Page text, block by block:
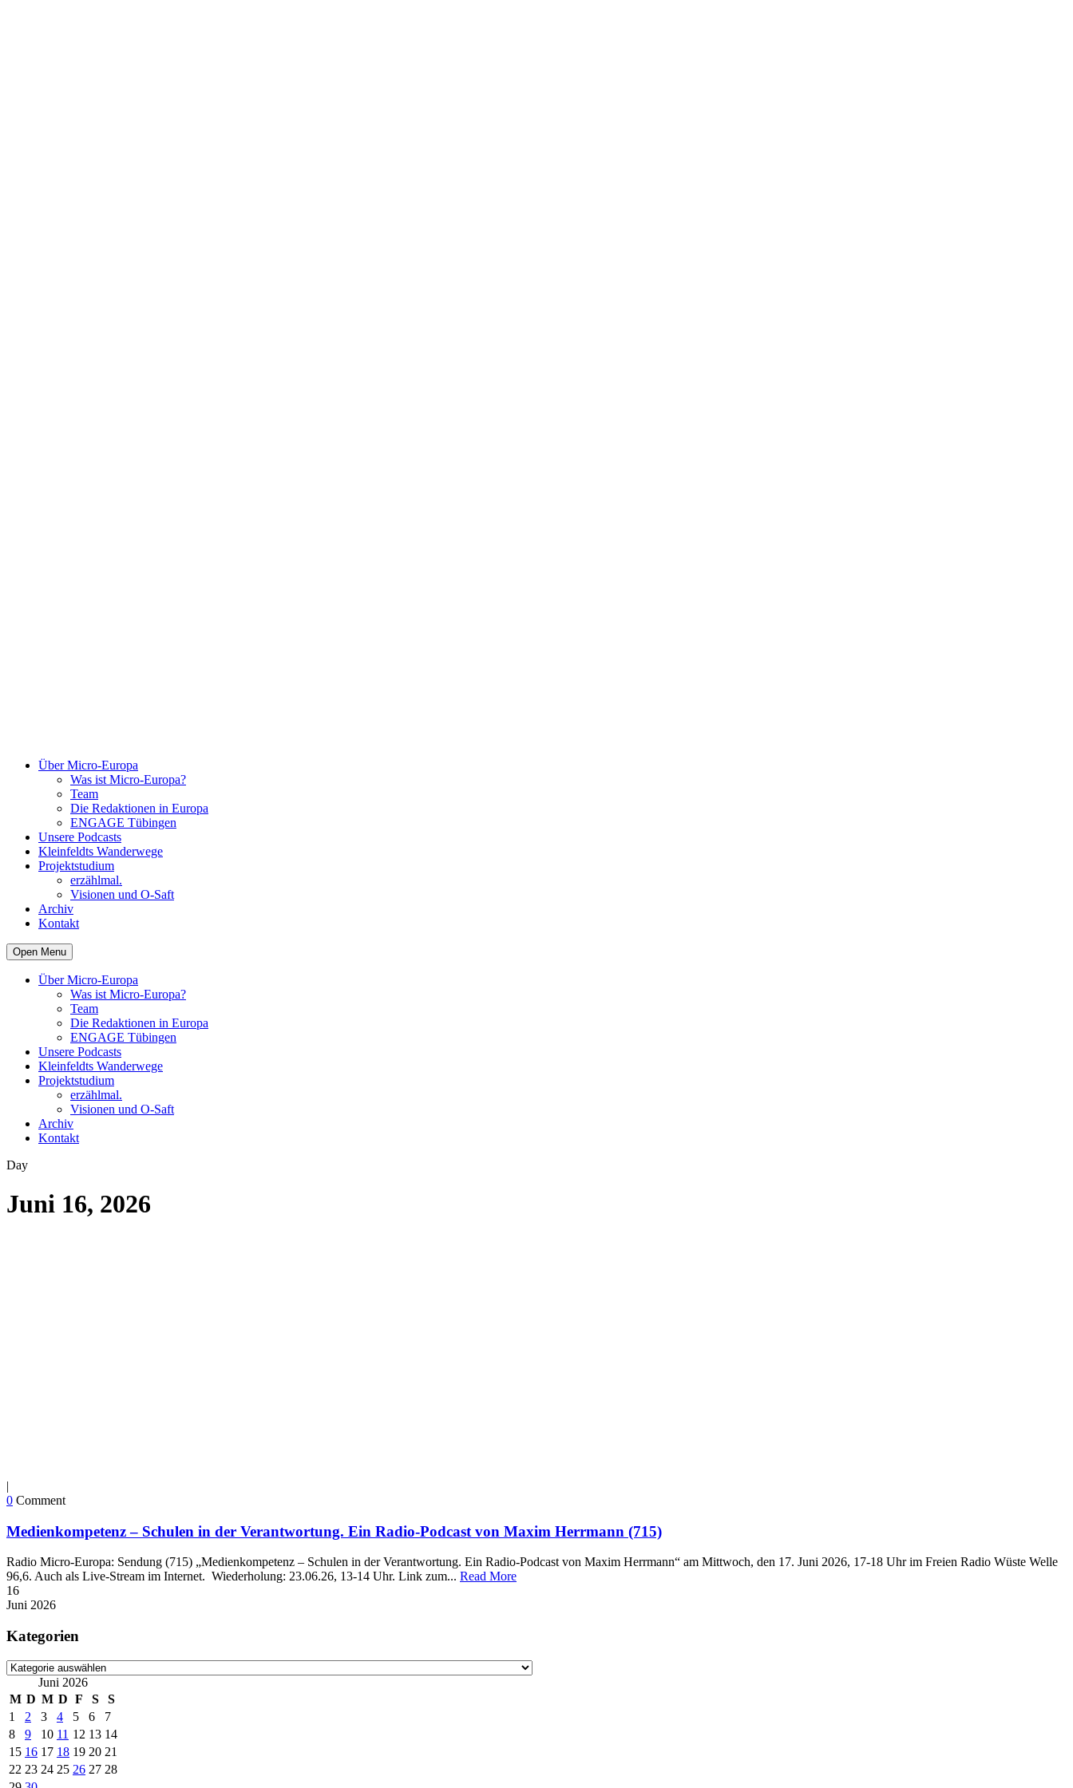
Über Micro-Europa
Was ist Micro-Europa?
Team
Die Redaktionen in Europa
ENGAGE Tübingen
Unsere Podcasts
Kleinfeldts Wanderwege
Projektstudium
erzählmal.
Visionen und O-Saft
Archiv
Kontakt
Open Menu
Über Micro-Europa
Was ist Micro-Europa?
Team
Die Redaktionen in Europa
ENGAGE Tübingen
Unsere Podcasts
Kleinfeldts Wanderwege
Projektstudium
erzählmal.
Visionen und O-Saft
Archiv
Kontakt
Day
Juni 16, 2026
|
0 Comment
Medienkompetenz – Schulen in der Verantwortung. Ein Radio-Podcast von Maxim Herrmann (715)
Radio Micro-Europa: Sendung (715) „Medienkompetenz – Schulen in der Verantwortung. Ein Radio-Podcast von Maxim Herrmann“ am Mittwoch, den 17. Juni 2026, 17-18 Uhr im Freien Radio Wüste Welle
96,6. Auch als Live-Stream im Internet. Wiederholung: 23.06.26, 13-14 Uhr. Link zum... Read More
16
Juni 2026
Kategorien
Kategorien
Juni 2026
M D M D F S
S
1
2 3 4 5 6
7
8
9 10 11 12 13 14
15 16 17 18 19 20 21
22 23 24 25 26 27 28